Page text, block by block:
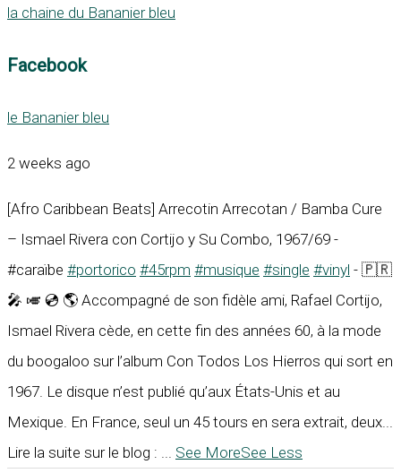
la chaine du Bananier bleu
Facebook
le Bananier bleu
2 weeks ago
[Afro Caribbean Beats] Arrecotin Arrecotan / Bamba Cure
– Ismael Rivera con Cortijo y Su Combo, 1967/69 -
#caraïbe #portorico #45rpm #musique #single #vinyl - 🇵🇷
🎤 🎺 💿 🌎 Accompagné de son fidèle ami, Rafael Cortijo,
Ismael Rivera cède, en cette fin des années 60, à la mode
du boogaloo sur l’album Con Todos Los Hierros qui sort en
1967. Le disque n’est publié qu’aux États-Unis et au
Mexique. En France, seul un 45 tours en sera extrait, deux...
Lire la suite sur le blog :
See MoreSee Less